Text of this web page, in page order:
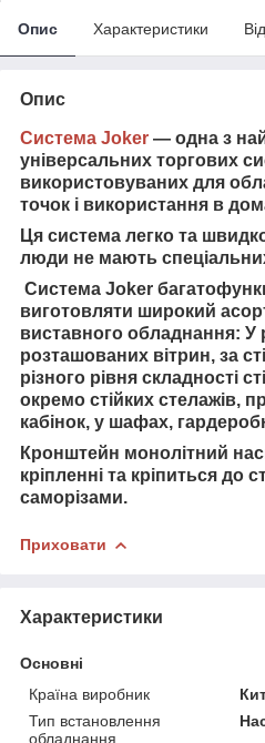
Опис Характеристики
Опис
Система Joker — одна з
універсальних торгових
використовуваних для
точок і використання в
Ця система легко та
люди не мають
Система Joker
виготовляти широкий
виставного обладнання: У
розташованих вітрин, за
різного рівня складності
окремо стійких стелажів,
кабінок, у шафах,
Кронштейн монолітний
кріпленні та кріпиться до
саморізами.
Приховати
Характеристики
Основні
Країна виробник
Тип встановлення
обладнання